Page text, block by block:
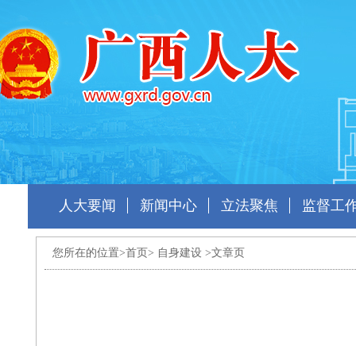
人大要闻 新闻中心 立法聚焦 监督工
您所在的位置>首页 > 自身建设 >文章页